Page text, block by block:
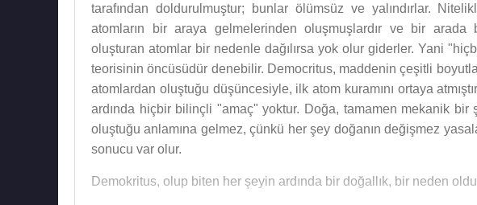
tarafından doldurulmuştur; bunlar ölümsüz ve yalındırlar.
atomların bir araya gelmelerinden oluşmuşlardır ve bir arada
oluşturan atomlar bir nedenle dağılırsa yok olur giderler. Yani
teorisinin öncüsüdür denebilir. Democritus, maddenin çeşitli
atomlardan oluştuğu düşüncesiyle, ilk atom kuramını ortaya
ardında hiçbir bilinçli "amaç" yoktur. Doğa, tamamen mekanik bir
oluştuğu anlamına gelmez, çünkü her şey doğanın değişmez
sonucu var olur.
Demokritus, olup biten her şeyin ardında bir doğallık, bir neden